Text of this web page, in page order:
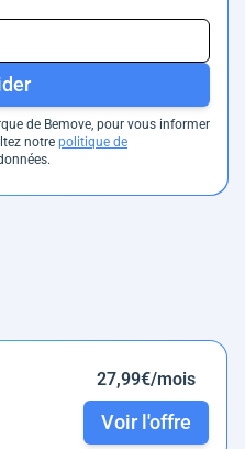
de Bemove, pour vous informer
notre politique de
27,99€/mois
Voir l'offre